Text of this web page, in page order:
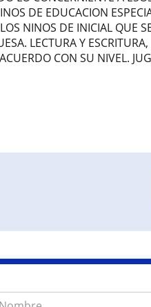
DE EDUCACION
NINOS DE INICIAL QUE
LECTURA Y
CON SU NIVEL.